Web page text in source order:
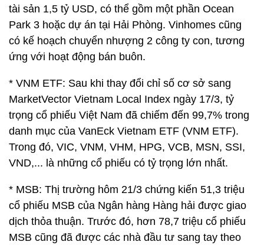
tài sản 1,5 tỷ USD, có thể gồm một phần Ocean
Park 3 hoặc dự án tại Hải Phòng. Vinhomes cũng
có kế hoạch chuyển nhượng 2 công ty con, tương
ứng với hoạt động bán buôn.
* VNM ETF: Sau khi thay đổi chỉ số cơ sở sang
MarketVector Vietnam Local Index ngày 17/3, tỷ
trọng cổ phiếu Việt Nam đã chiếm đến 99,7% trong
danh mục của VanEck Vietnam ETF (VNM ETF).
Trong đó, VIC, VNM, VHM, HPG, VCB, MSN, SSI,
VND,... là những cổ phiếu có tỷ trọng lớn nhất.
* MSB: Thị trường hôm 21/3 chứng kiến 51,3 triệu
cổ phiếu MSB của Ngân hàng Hàng hải được giao
dịch thỏa thuận. Trước đó, hơn 78,7 triệu cổ phiếu
MSB cũng đã được các nhà đầu tư sang tay theo